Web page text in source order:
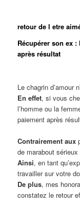
retour de l etre
Récupérer son ex :
après résultat
Le chagrin d’amour
En effet, si vous
l’homme ou la
paiement après
Contrairement aux
de marabout
Ainsi, en tant
travailler sur votre
De plus, mes
constatez le retour